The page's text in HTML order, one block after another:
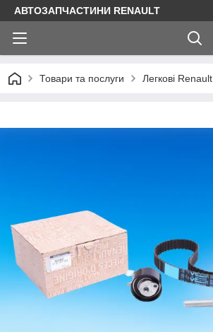
АВТОЗАПЧАСТИНИ RENAULT
Товари та послуги Легкові Renault